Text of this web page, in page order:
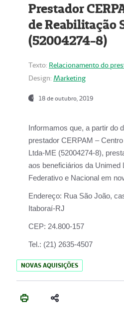
Prestador
de Reabilitação
(52004274-8)
Texto: Relacionamento do
Design: Marketing
18 de outubro, 2019
Informamos que, a partir do
prestador CERPAM –
Ltda-ME (52004274-8),
aos beneficiários da Unimed
Federativo e Nacional em
Endereço: Rua São João,
Itaboraí-RJ
CEP: 24.800-157
Tel.: (21) 2635-4507
NOVAS AQUISIÇÕES